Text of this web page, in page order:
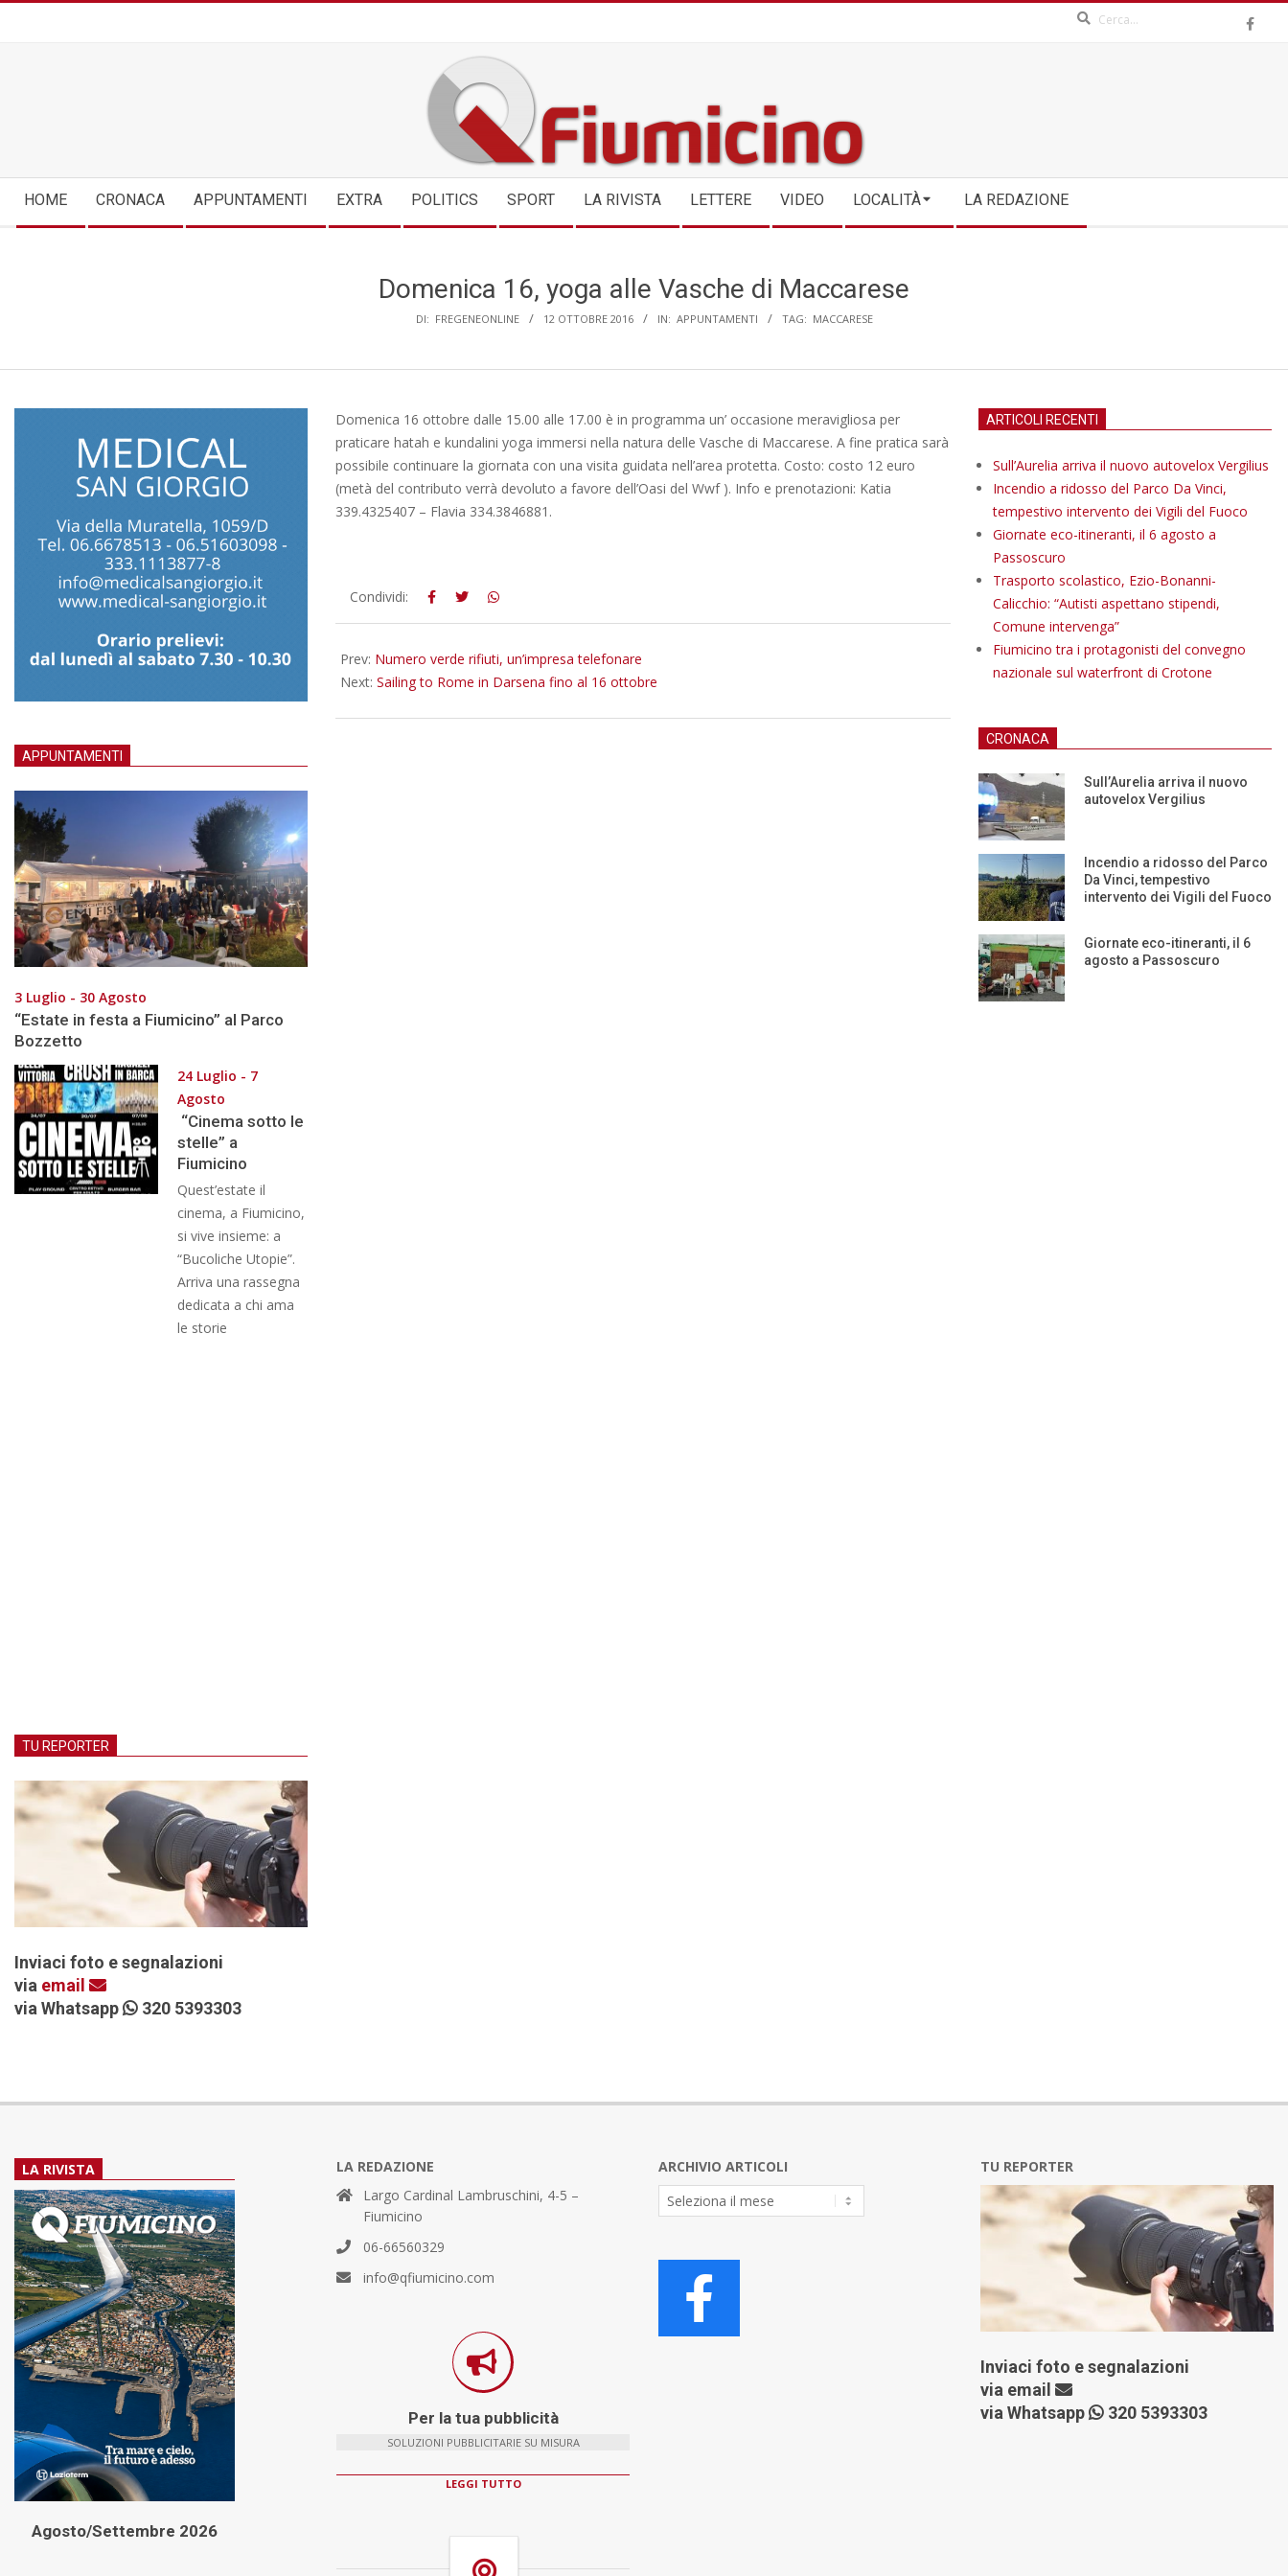
QFIUMICINO.COM
Navigation
Menu
HOME CRONACA APPUNTAMENTI EXTRA POLITICS SPORT LA RIVISTA LETTERE VIDEO LOCALITÀ LA REDAZIONE
Domenica 16, yoga alle Vasche di Maccarese
DI: FREGENEONLINE 12 OTTOBRE 2016 IN: APPUNTAMENTI TAG: MACCARESE
Domenica 16 ottobre dalle 15.00 alle 17.00 è in programma un’ occasione meravigliosa per
praticare hatah e kundalini yoga immersi nella natura delle Vasche di Maccarese. A fine pratica sarà
possibile continuare la giornata con una visita guidata nell’area protetta. Costo: costo 12 euro
(metà del contributo verrà devoluto a favore dell’Oasi del Wwf ). Info e prenotazioni: Katia
339.4325407 – Flavia 334.3846881.
2016-
10-
Condividi:
Prev: Numero verde rifiuti, un’impresa telefonare
Next: Sailing to Rome in Darsena fino al 16 ottobre
APPUNTAMENTI
3 Luglio - 30 Agosto
“Estate in festa a Fiumicino” al Parco
Bozzetto
24 Luglio - 7
Agosto
“Cinema sotto le
stelle” a
Fiumicino
Quest’estate il
cinema, a Fiumicino,
si vive insieme: a
“Bucoliche Utopie”.
Arriva una rassegna
dedicata a chi ama
le storie
TU REPORTER
Inviaci foto e segnalazioni
via email
via Whatsapp
320 5393303
ARTICOLI RECENTI
Sull’Aurelia arriva il nuovo autovelox Vergilius
Incendio a ridosso del Parco Da Vinci,
tempestivo intervento dei Vigili del Fuoco
Giornate eco-itineranti, il 6 agosto a
Passoscuro
Trasporto scolastico, Ezio-Bonanni-
Calicchio: “Autisti aspettano stipendi,
Comune intervenga”
Fiumicino tra i protagonisti del convegno
nazionale sul waterfront di Crotone
CRONACA
Sull’Aurelia arriva il nuovo
autovelox Vergilius
Incendio a ridosso del Parco
Da Vinci, tempestivo
intervento dei Vigili del Fuoco
Giornate eco-itineranti, il 6
agosto a Passoscuro
LA RIVISTA
Agosto/Settembre 2026
LA REDAZIONE
Largo Cardinal Lambruschini, 4-5 –
Fiumicino
06-66560329
info@qfiumicino.com
Per la tua pubblicità
SOLUZIONI PUBBLICITARIE SU MISURA
LEGGI TUTTO
ARCHIVIO ARTICOLI
Archivio
Articoli
TU REPORTER
Inviaci foto e segnalazioni
via email
via Whatsapp
320 5393303